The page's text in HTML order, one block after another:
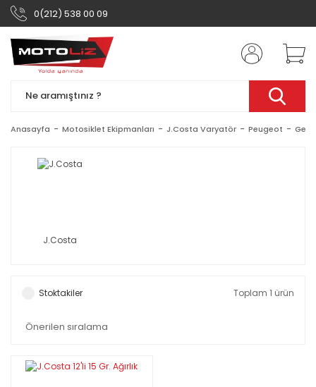
0(212) 538 00 09
Anasayfa Motosiklet Ekipmanları J.Costa Varyatör Peugeot
J.Costa
Stoktakiler Toplam 1 ürün